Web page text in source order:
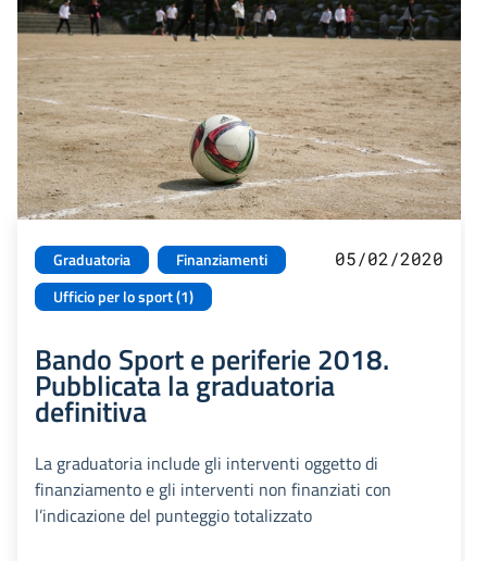
Graduatoria
Finanziamenti
Ufficio per lo sport (1)
05/02/2020
Bando Sport e periferie 2018.
Pubblicata la graduatoria
definitiva
La graduatoria include gli interventi oggetto di
finanziamento e gli interventi non finanziati con
l’indicazione del punteggio totalizzato